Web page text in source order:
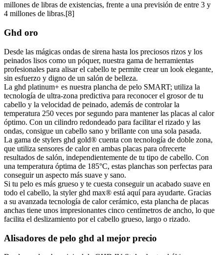
millones de libras de existencias, frente a una previsión de entre 3 y
4 millones de libras.[8]
Ghd oro
Desde las mágicas ondas de sirena hasta los preciosos rizos y los
peinados lisos como un póquer, nuestra gama de herramientas
profesionales para alisar el cabello te permite crear un look elegante,
sin esfuerzo y digno de un salón de belleza.
La ghd platinum+ es nuestra plancha de pelo SMART; utiliza la
tecnología de ultra-zona predictiva para reconocer el grosor de tu
cabello y la velocidad de peinado, además de controlar la
temperatura 250 veces por segundo para mantener las placas al calor
óptimo. Con un cilindro redondeado para facilitar el rizado y las
ondas, consigue un cabello sano y brillante con una sola pasada.
La gama de stylers ghd gold® cuenta con tecnología de doble zona,
que utiliza sensores de calor en ambas placas para ofrecerte
resultados de salón, independientemente de tu tipo de cabello. Con
una temperatura óptima de 185°C, estas planchas son perfectas para
conseguir un aspecto más suave y sano.
Si tu pelo es más grueso y te cuesta conseguir un acabado suave en
todo el cabello, la styler ghd max® está aquí para ayudarte. Gracias
a su avanzada tecnología de calor cerámico, esta plancha de placas
anchas tiene unos impresionantes cinco centímetros de ancho, lo que
facilita el deslizamiento por el cabello grueso, largo o rizado.
Alisadores de pelo ghd al mejor precio